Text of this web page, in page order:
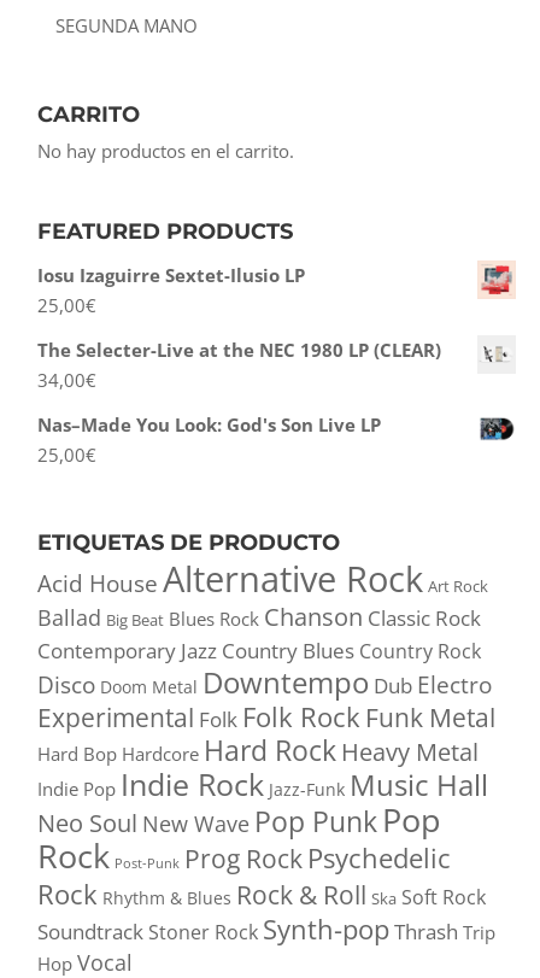
SEGUNDA MANO
CARRITO
No hay productos en el carrito.
FEATURED PRODUCTS
Iosu Izaguirre Sextet-Ilusio LP
25,00€
The Selecter-Live at the NEC 1980 LP (CLEAR)
34,00€
Nas–Made You Look: God's Son Live LP
25,00€
ETIQUETAS DE PRODUCTO
Acid HouseAlternative Rock Art Rock
Ballad Big Beat Blues Rock Chanson Classic Rock
Contemporary Jazz Country Blues Country Rock
Disco Doom Metal Downtempo Dub Electro
Experimental Folk Folk Rock Funk Metal
Hard Bop Hardcore Hard Rock Heavy Metal
Indie Pop Indie Rock Jazz-Funk Music Hall
Neo Soul New Wave Pop PunkPop
Rock Post-Punk Prog Rock Psychedelic
Rock Rhythm & Blues Rock & Roll Ska Soft Rock
Soundtrack Stoner Rock Synth-popThrash Trip
HopVocal